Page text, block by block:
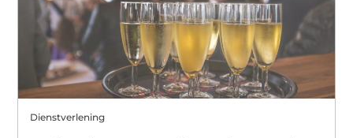
Dienstverlening